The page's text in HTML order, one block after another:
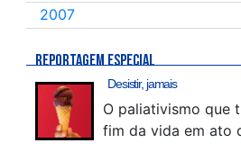
2007
REPORTAGEM ESPECIAL
Desistir, jamais
O paliativismo que
fim da vida em ato